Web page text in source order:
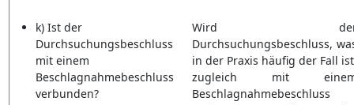
k) Ist der
Durchsuchungsbeschluss
mit einem
Beschlagnahmebeschluss
verbunden?
Wird
Durchsuchungsbeschluss,
in der Praxis häufig der Fall
zugleich mit
Beschlagnahmebeschluss